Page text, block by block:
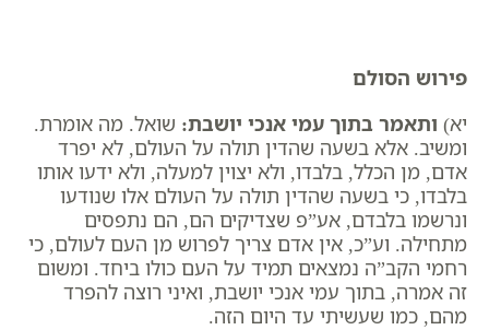
פירוש הסולם
יא) ותאמר בתוך עמי אנכי יושבת: שואל. מה אומרת.
ומשיב. אלא בשעה ​שהדין תולה על העולם, לא יפרד
אדם, מן הכלל, בלבדו, ולא יצוין למעלה, ולא ידעו אותו
בלבדו, כי בשעה שהדין תולה על העולם אלו שנודעו
ונרשמו בלבדם, אע”פ שצדיקים הם, הם נתפסים
מתחילה. וע”כ, אין אדם צריך לפרוש מן העם לעולם, כי
רחמי הקב”ה נמצאים תמיד על העם כולו ביחד. ומשום
זה אמרה, בתוך עמי אנכי יושבת, ואיני רוצה להפרד
מהם, כמו שעשיתי עד היום הזה.